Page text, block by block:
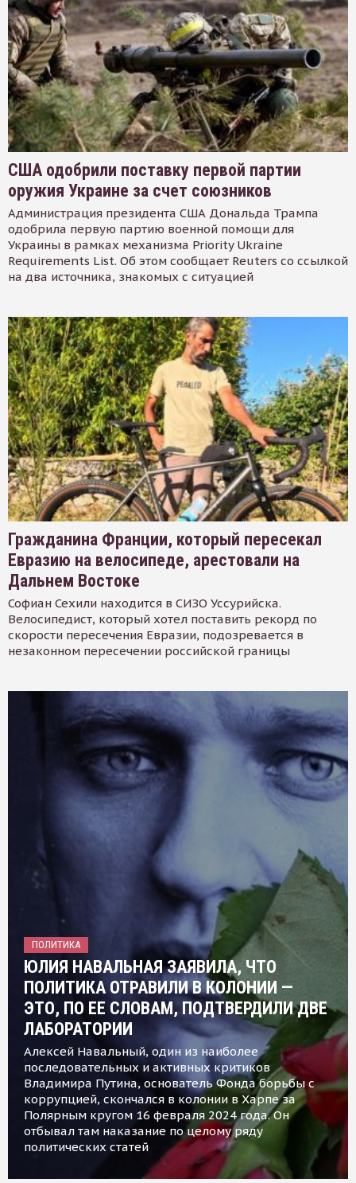
США одобрили поставку первой партии
оружия Украине за счет союзников
Администрация президента США Дональда Трампа
одобрила первую партию военной помощи для
Украины в рамках механизма Priority Ukraine
Requirements List. Об этом сообщает Reuters со ссылкой
на два источника, знакомых с ситуацией
Гражданина Франции, который пересекал
Евразию на велосипеде, арестовали на
Дальнем Востоке
Софиан Сехили находится в СИЗО Уссурийска.
Велосипедист, который хотел поставить рекорд по
скорости пересечения Евразии, подозревается в
незаконном пересечении российской границы
ПОЛИТИКА
ЮЛИЯ НАВАЛЬНАЯ ЗАЯВИЛА, ЧТО
ПОЛИТИКА ОТРАВИЛИ В КОЛОНИИ —
ЭТО, ПО ЕЕ СЛОВАМ, ПОДТВЕРДИЛИ ДВЕ
ЛАБОРАТОРИИ
Алексей Навальный, один из наиболее
последовательных и активных критиков
Владимира Путина, основатель Фонда борьбы с
коррупцией, скончался в колонии в Харпе за
Полярным кругом 16 февраля 2024 года. Он
отбывал там наказание по целому ряду
политических статей